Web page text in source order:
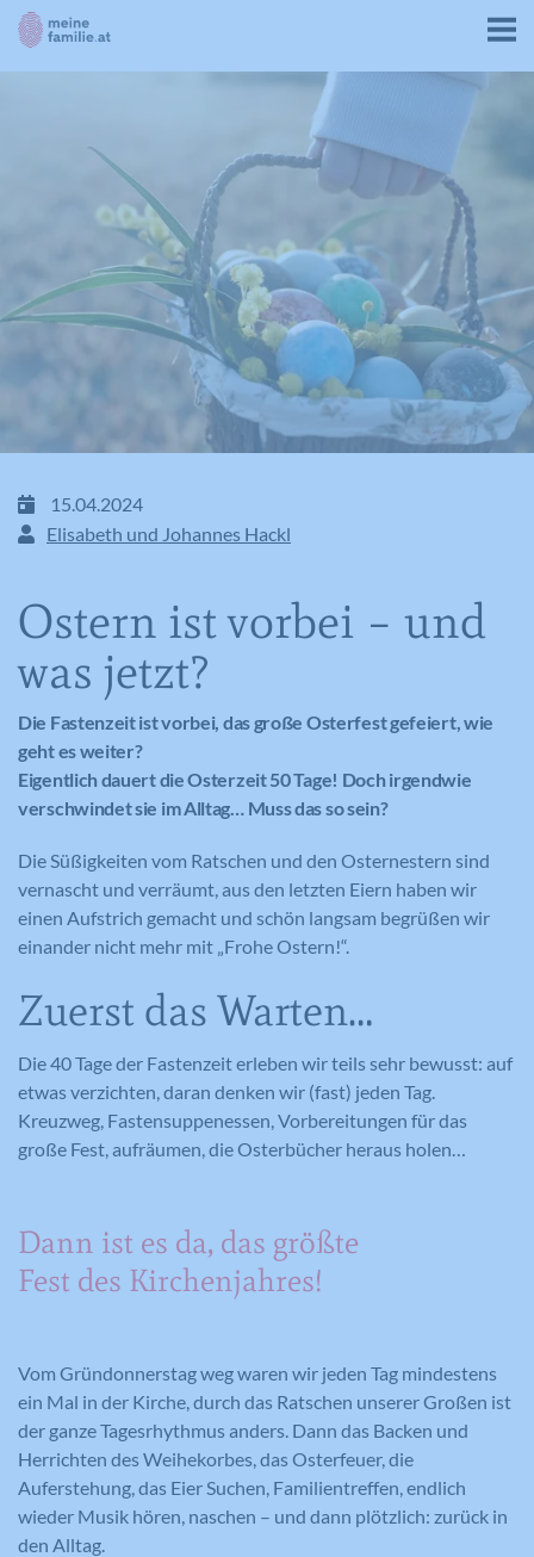
15.04.2024
Elisabeth und Johannes Hackl
Ostern ist vorbei – und
was jetzt?
Die Fastenzeit ist vorbei, das große Osterfest gefeiert, wie
geht es weiter?
Eigentlich dauert die Osterzeit 50 Tage! Doch irgendwie
verschwindet sie im Alltag… Muss das so sein?
Die Süßigkeiten vom Ratschen und den Osternestern sind
vernascht und verräumt, aus den letzten Eiern haben wir
einen Aufstrich gemacht und schön langsam begrüßen wir
einander nicht mehr mit „Frohe Ostern!“.
Zuerst das Warten…
Die 40 Tage der Fastenzeit erleben wir teils sehr bewusst: auf
etwas verzichten, daran denken wir (fast) jeden Tag.
Kreuzweg, Fastensuppenessen, Vorbereitungen für das
große Fest, aufräumen, die Osterbücher heraus holen…
Dann ist es da, das größte
Fest des Kirchenjahres!
Vom Gründonnerstag weg waren wir jeden Tag mindestens
ein Mal in der Kirche, durch das Ratschen unserer Großen ist
der ganze Tagesrhythmus anders. Dann das Backen und
Herrichten des Weihekorbes, das Osterfeuer, die
Auferstehung, das Eier Suchen, Familientreffen, endlich
wieder Musik hören, naschen – und dann plötzlich: zurück in
den Alltag.